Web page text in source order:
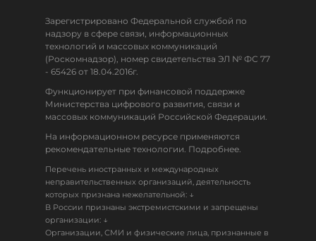
Зарегистрировано Федеральной службой по
надзору в сфере связи, информационных
технологий и массовых коммуникаций
(Роскомнадзор), номер свидетельства ЭЛ № ФС 77
- 65426 от 18.04.2016г.
Функционирует при финансовой поддержке
Министерства цифрового развития, связи и
массовых коммуникаций Российской Федерации.
На информационном ресурсе применяются
рекомендательные технологии. Подробнее.
Перечень иностранных и международных
неправительственных организаций, деятельность
которых признана нежелательной: ↓
В России признаны экстремистскими и запрещены
организации: ↓
Организации, СМИ и физические лица, признанные в